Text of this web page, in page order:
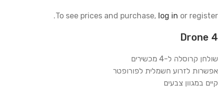
To see prices and purchase, log in or register.
Drone 4
שולחן קרוסלה ל-4 מכשירים
אפשרות לזרוע חשמלית לפורופטר
קיים במגוון צבעים